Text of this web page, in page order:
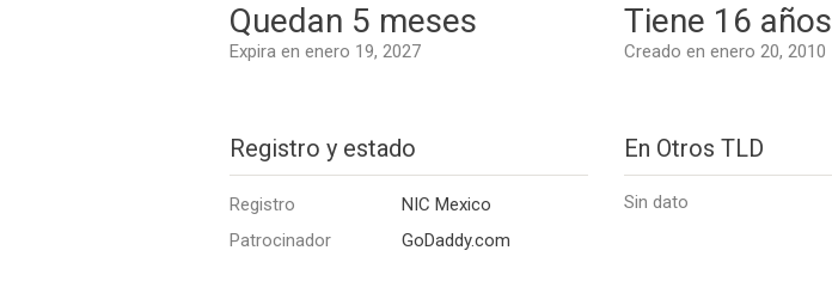
Quedan 5 meses
Expira en enero 19, 2027
Tiene 16 años
Creado en enero 20, 2010
Registro y estado
Registro
NIC Mexico
Patrocinador
GoDaddy.com
En Otros TLD
Sin dato